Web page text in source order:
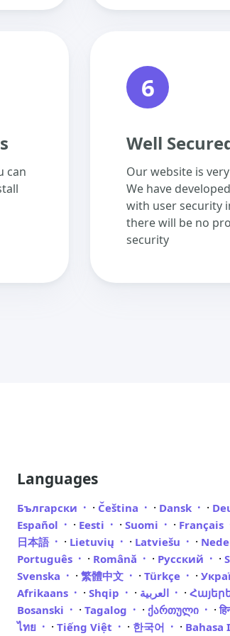
can
6
Well
Our website is
We have
with user security
there will be no
security
Languages
Български · Čeština · Dansk ·
Español · Eesti ·Suomi · Français
日本語 · Lietuvių · Latviešu ·
Português · Română · Русский ·
Svenska ·繁體中文 ·Türkçe ·
Afrikaans ·Shqip · ·
Bosanski ·Tagalog ·ქართული ·
ไทย ·Tiếng Việt · 한국어 · Bahasa